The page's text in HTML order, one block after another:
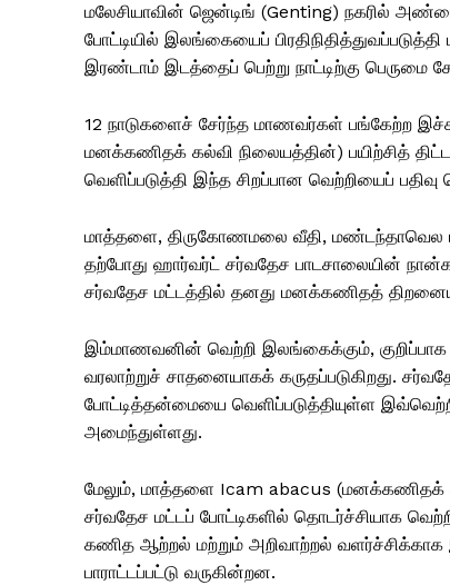
மலேசியாவின் ஜென்டிங் (Genting) நகரில்
போட்டியில் இலங்கையைப்
இரண்டாம் இடத்தைப் பெற்று நாட்டிற்கு பெருமை
12 நாடுகளைச் சேர்ந்த மாணவர்கள் பங்கேற்ற
மனக்கணிதக் கல்வி நிலையத்தின்) பயிற்சித்
வெளிப்படுத்தி இந்த சிறப்பான வெற்றியைப் பதிவு
மாத்தளை, திருகோணமலை வீதி, மண்டந்தாவெல
தற்போது ஹார்வர்ட் சர்வதேச பாடசாலையின்
சர்வதேச மட்டத்தில் தனது மனக்கணிதத்
இம்மாணவனின் வெற்றி இலங்கைக்கும், குறிப்பாக
வரலாற்றுச் சாதனையாகக் கருதப்படுகிறது.
போட்டித்தன்மையை வெளிப்படுத்தியுள்ள
அமைந்துள்ளது.
மேலும், மாத்தளை Icam abacus
சர்வதேச மட்டப் போட்டிகளில் தொடர்ச்சியாக
கணித ஆற்றல் மற்றும் அறிவாற்றல் வளர்ச்சிக்காக
பாராட்டப்பட்டு வருகின்றன.